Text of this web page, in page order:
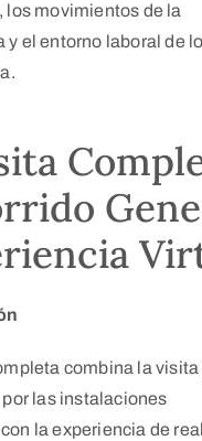
los movimientos de la
y el entorno laboral de
combina la visita
las instalaciones
la experiencia de